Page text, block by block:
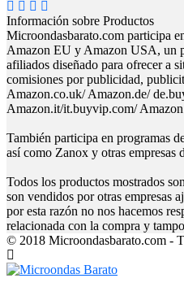
Información sobre Productos
Microondasbarato.com participa
Amazon EU y Amazon USA, un
afiliados diseñado para ofrecer a
comisiones por publicidad,
Amazon.co.uk/ Amazon.de/
Amazon.it/it.buyvip.com/
También participa en programas
así como Zanox y otras
Todos los productos mostrados
son vendidos por otras empresas
por esta razón no nos hacemos
relacionada con la compra y
© 2018 Microondasbarato.com -